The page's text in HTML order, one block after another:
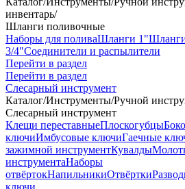
инвентарь/
Шланги поливочные
Наборы для поливаШланги 1"
3/4"Соединители и распылители
Перейти в раздел
Перейти в раздел
Слесарный инструмент
Каталог/Инструменты/Ручной
Слесарный инструмент
Клещи переставныеПлоскогубцы
ключиИмбусовые ключиГаечные
зажимной инструментКувалды
инструментаНаборы
отвёртокНапильникиОтвёртки
ключи